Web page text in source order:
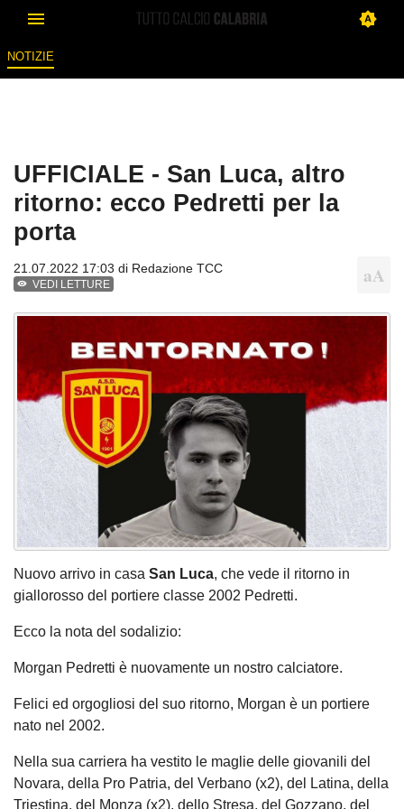
NOTIZIE
UFFICIALE - San Luca, altro
ritorno: ecco Pedretti per la
porta
21.07.2022 17:03 di Redazione TCC
VEDI LETTURE
Nuovo arrivo in casa San Luca, che vede il ritorno in
giallorosso del portiere classe 2002 Pedretti.
Ecco la nota del sodalizio:
Morgan Pedretti è nuovamente un nostro calciatore.
Felici ed orgogliosi del suo ritorno, Morgan è un portiere
nato nel 2002.
Nella sua carriera ha vestito le maglie delle giovanili del
Novara, della Pro Patria, del Verbano (x2), del Latina, della
Triestina, del Monza (x2), dello Stresa, del Gozzano, del